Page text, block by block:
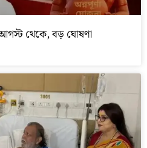
আগস্ট থেকে, বড় ঘোষণা